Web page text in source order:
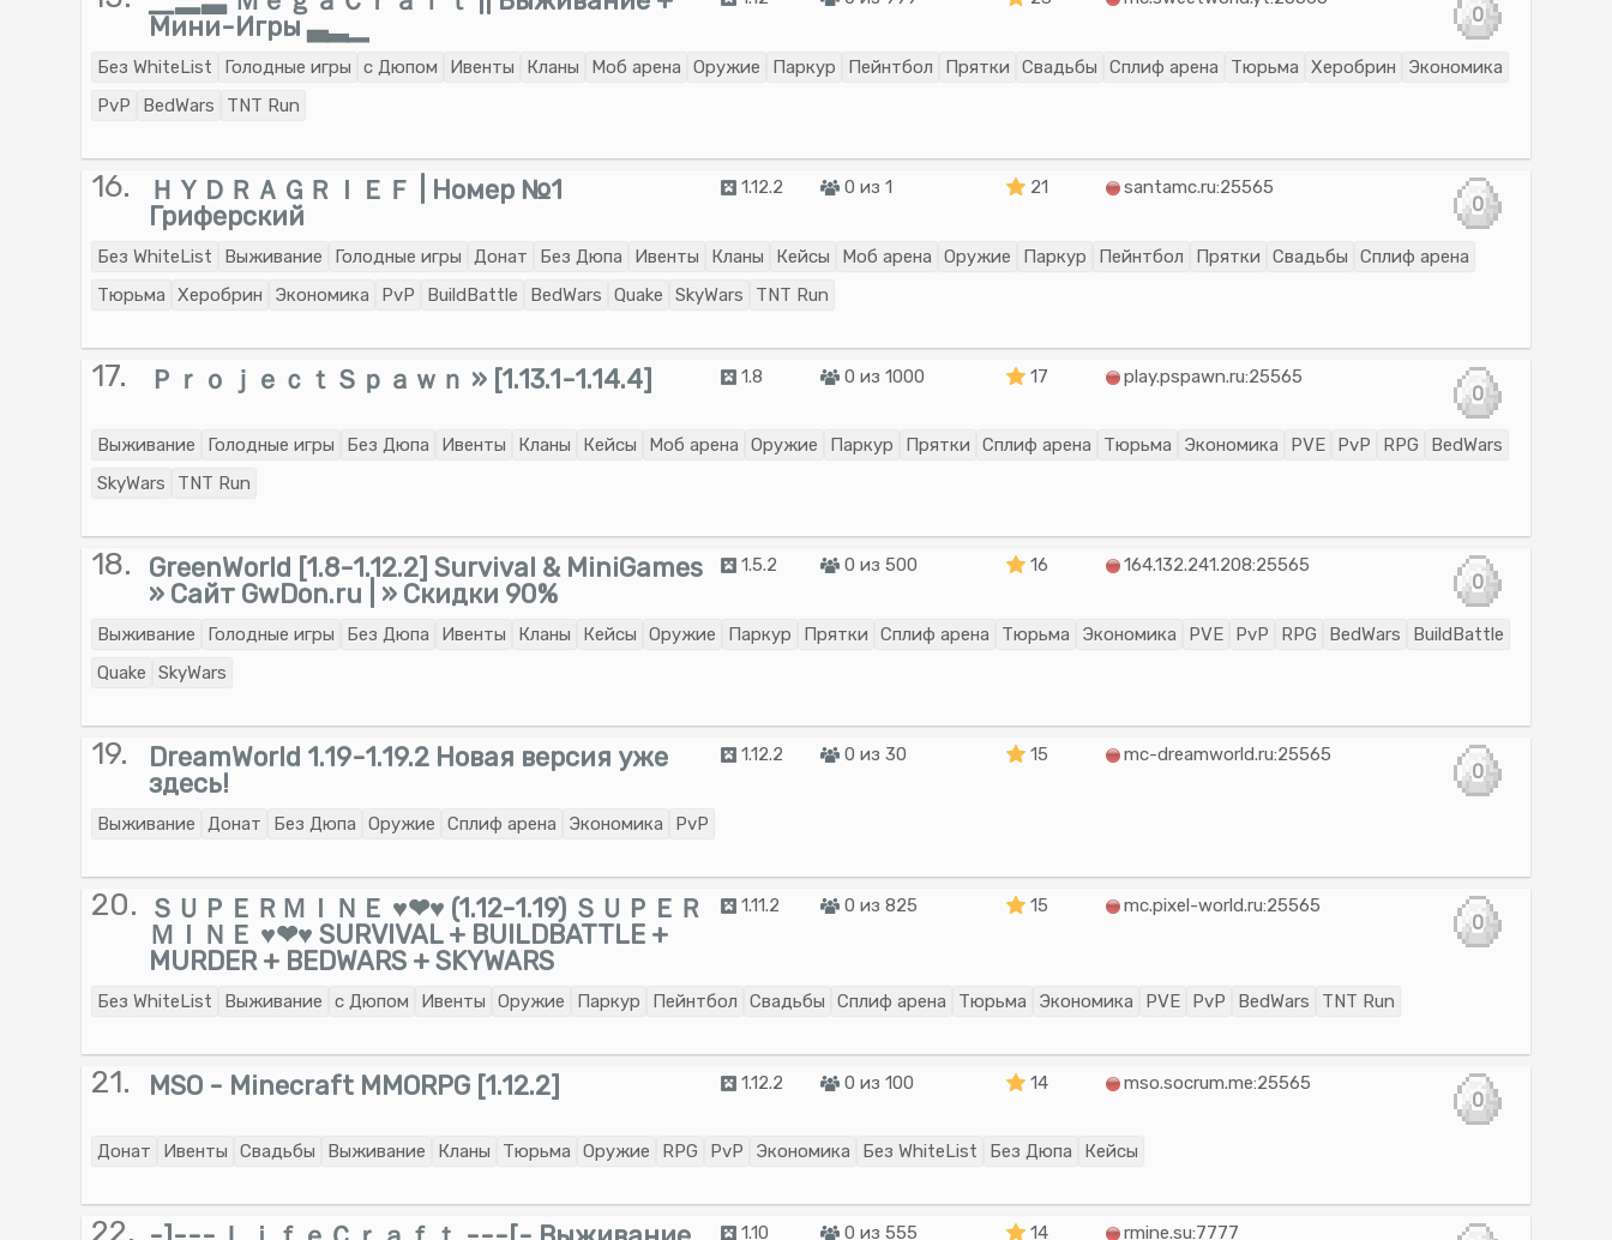
Мини-Игры ▃▂▁
0
Без WhiteList Голодные игры с Дюпом Ивенты Кланы Моб арена Оружие Паркур Пейнтбол Прятки Свадьбы Сплиф арена Тюрьма Херобрин
Экономика
PvP
BedWars TNT Run
16.
ＨＹＤＲＡＧＲＩＥＦ | Номер №1
Гриферский
1.12.2 0 из 1 21 santamc.ru:25565
0
Без WhiteList Выживание Голодные игры Донат Без Дюпа Ивенты Кланы Кейсы Моб арена Оружие Паркур Пейнтбол Прятки Свадьбы
Сплиф арена
Тюрьма
Херобрин Экономика PvP BuildBattle BedWars Quake SkyWars TNT Run
17. ＰｒｏｊｅｃｔＳｐａｗｎ » [1.13.1-1.14.4] 1.8 0 из 1000 17 play.pspawn.ru:25565
0
Выживание Голодные игры Без Дюпа Ивенты Кланы Кейсы Моб арена Оружие Паркур Прятки Сплиф арена Тюрьма Экономика PVE PvP RPG
BedWars
SkyWars
TNT Run
18.
GreenWorld [1.8-1.12.2] Survival & MiniGames
» Сайт GwDon.ru | » Скидки 90%
1.5.2 0 из 500 16 164.132.241.208:25565
0
Выживание Голодные игры Без Дюпа Ивенты Кланы Кейсы Оружие Паркур Прятки Сплиф арена Тюрьма Экономика PVE PvP RPG BedWars
BuildBattle
Quake
SkyWars
19.
DreamWorld 1.19-1.19.2 Новая версия уже
здесь!
1.12.2 0 из 30 15 mc-dreamworld.ru:25565
0
Выживание Донат Без Дюпа Оружие Сплиф арена Экономика PvP
20. ＳＵＰＥＲＭＩＮＥ ♥❤♥ (1.12-1.19) ＳＵＰＥＲ
ＭＩＮＥ ♥❤♥ SURVIVAL + BUILDBATTLE +
MURDER + BEDWARS + SKYWARS
1.11.2 0 из 825 15 mc.pixel-world.ru:25565
0
Без WhiteList Выживание с Дюпом Ивенты Оружие Паркур Пейнтбол Свадьбы Сплиф арена Тюрьма Экономика PVE PvP BedWars TNT Run
21. MSO - Minecraft MMORPG [1.12.2] 1.12.2 0 из 100 14 mso.socrum.me:25565
0
Донат Ивенты Свадьбы Выживание Кланы Тюрьма Оружие RPG PvP Экономика Без WhiteList Без Дюпа Кейсы
22. 1.10 0 из 555 14 rmine.su:7777